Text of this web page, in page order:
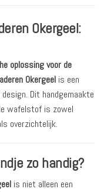
Okergeel:
oplossing voor de
Okergeel is een
Dit handgemaakte
wafelstof is zowel
overzichtelijk.
zo handig?
is niet alleen een